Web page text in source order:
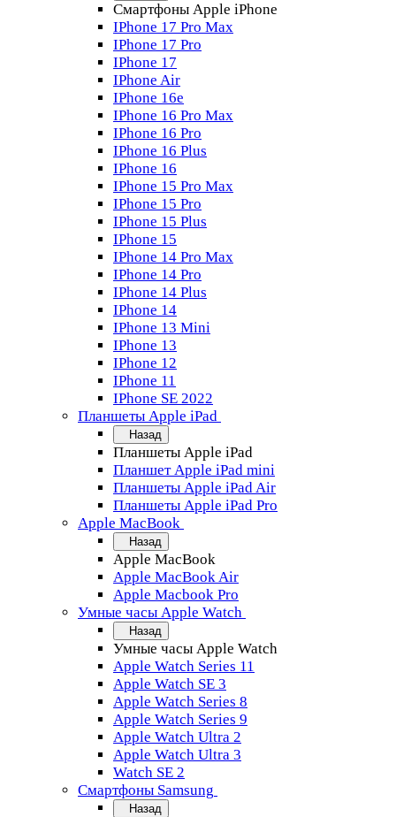
Смартфоны Apple iPhone
IPhone 17 Pro Max
IPhone 17 Pro
IPhone 17
IPhone Air
IPhone 16e
IPhone 16 Pro Max
IPhone 16 Pro
IPhone 16 Plus
IPhone 16
IPhone 15 Pro Max
IPhone 15 Pro
IPhone 15 Plus
IPhone 15
IPhone 14 Pro Max
IPhone 14 Pro
IPhone 14 Plus
IPhone 14
IPhone 13 Mini
IPhone 13
IPhone 12
IPhone 11
IPhone SE 2022
Планшеты Apple iPad
Назад
Планшеты Apple iPad
Планшет Apple iPad mini
Планшеты Apple iPad Air
Планшеты Apple iPad Pro
Apple MacBook
Назад
Apple MacBook
Apple MacBook Air
Apple Macbook Pro
Умные часы Apple Watch
Назад
Умные часы Apple Watch
Apple Watch Series 11
Apple Watch SE 3
Apple Watch Series 8
Apple Watch Series 9
Apple Watch Ultra 2
Apple Watch Ultra 3
Watch SE 2
Смартфоны Samsung
Назад